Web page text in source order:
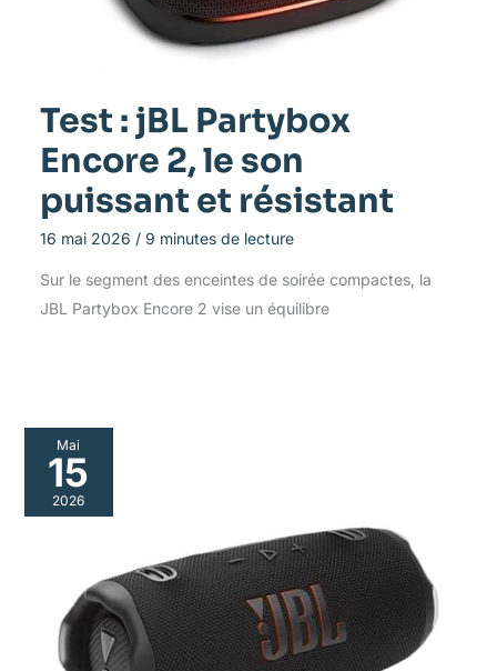
Test : jBL Partybox
Encore 2, le son
puissant et résistant
16 mai 2026 / 9 minutes de lecture
Sur le segment des enceintes de soirée compactes, la
JBL Partybox Encore 2 vise un équilibre
Mai
15
2026